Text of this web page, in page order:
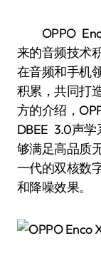
OPPO
来的音频技术
在音频和手机
积累，共同打
方的介绍，
DBEE 3.0声
够满足高品质
一代的双核数
和降噪效果。